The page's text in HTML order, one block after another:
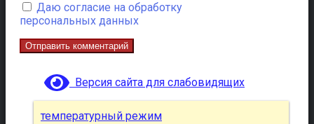
Даю согласие на обработку
персональных данных
Версия сайта для слабовидящих
температурный режим